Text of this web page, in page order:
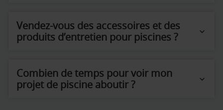
Vendez-vous des accessoires et des
produits d’entretien pour piscines ?
Combien de temps pour voir mon
projet de piscine aboutir ?